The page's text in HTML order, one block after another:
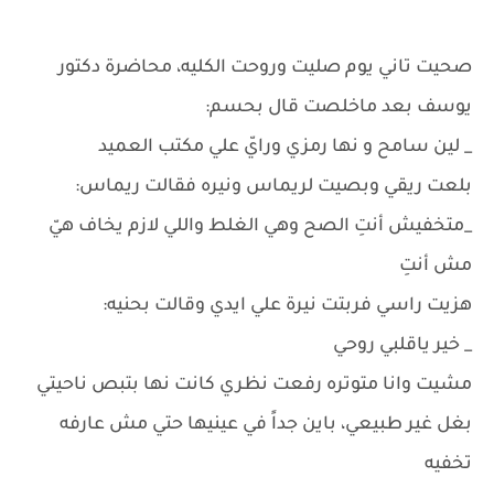
صحيت تاني يوم صليت وروحت الكليه، محاضرة دكتور
يوسف بعد ماخلصت قال بحسم:
_ لين سامح و نها رمزي ورايّ علي مكتب العميد
بلعت ريقي وبصيت لريماس ونيره فقالت ريماس:
_متخفيش أنتِ الصح وهي الغلط واللي لازم يخاف هيّ
مش أنتِ
هزيت راسي فربتت نيرة علي ايدي وقالت بحنيه:
_ خير ياقلبي روحي
مشيت وانا متوتره رفعت نظري كانت نها بتبص ناحيتي
بغل غير طبيعي، باين جداً في عينيها حتي مش عارفه
تخفيه